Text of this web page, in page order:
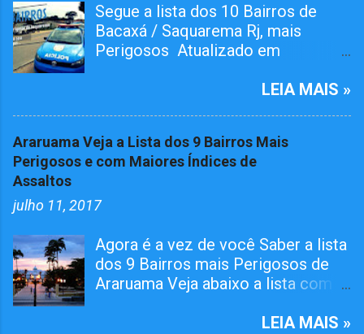
Segue a lista dos 10 Bairros de
Bacaxá / Saquarema Rj, mais
Perigosos Atualizado em
Tiroteiro essa semana, não esta na
com agentes da 124º Dp,
realizaram várias incursões. Afim
Reprimir O TRÁFICO DE DROGAS
Operações Policiais Militares em
Saquarema Veja os Dez Bairros
mais Perigosos de
Ipitangas Engenho Grande Usina
LEIA MAIS »
Araruama Veja a Lista dos 9 Bairros Mais
Perigosos e com Maiores Índices de
Assaltos
julho 11, 2017
Agora é a vez de você Saber a lista
dos 9 Bairros mais Perigosos de
Araruama Veja abaixo a lista com
perigosos tem o maior número de
LEIA MAIS »